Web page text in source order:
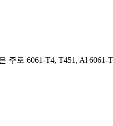
로 6061-T4, T451, Al